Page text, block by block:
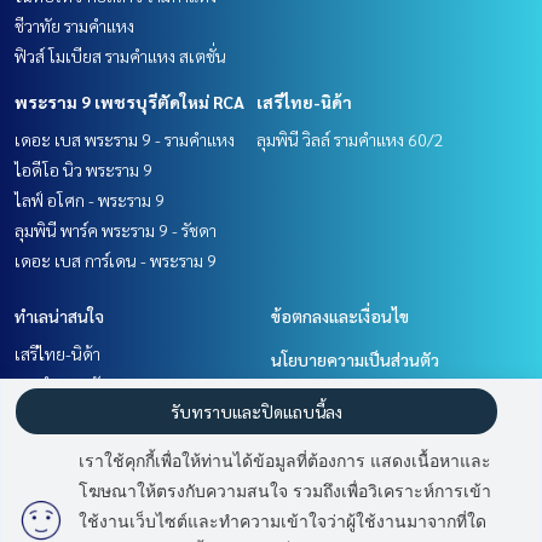
มี2คนกำลังดูประกาศนี้
ชีวาทัย รามคำแหง
ฟิวส์ โมเบียส รามคำแหง สเตชั่น
พระราม 9 เพชรบุรีตัดใหม่ RCA
เดอะ เบส พระราม 9 - รามคำแหง
ไอดีโอ นิว พระราม 9
ไลฟ์ อโศก - พระราม 9
ลุมพินี พาร์ค พระราม 9 - รัชดา
เดอะ เบส การ์เดน - พระราม 9
เสรีไทย-นิด้า
ลุมพินี วิลล์ รามคำแหง 60/2
ทำเลน่าสนใจ
เสรีไทย-นิด้า
รามคำแหง หัวหมาก
พระราม 9 เพชรบุรีตัดใหม่ RCA
พัฒนาการ ศรีนครินทร์
ข้อตกลงและเงื่อนไข
นโยบายความเป็นส่วนตัว
เกี่ยวกับเรา
วิธีการฝากขาย-เช่า
ติดต่อ
เราใช้คุกกี้เพื่อให้ท่านได้ข้อมูลที่ต้องการ แสดงเนื้อหาและ
โฆษณาให้ตรงกับความสนใจ รวมถึงเพื่อวิเคราะห์การเข้า
ใช้งานเว็บไซต์และทำความเข้าใจว่าผู้ใช้งานมาจากที่ใด
รับทราบและปิดแถบนี้ลง